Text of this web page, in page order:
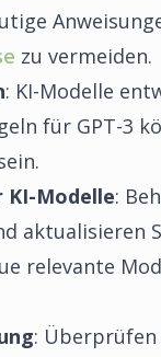
zu vermeiden.
: KI-Modelle
für GPT-3
KI-Modelle:
aktualisieren
relevante
: Überprüfen